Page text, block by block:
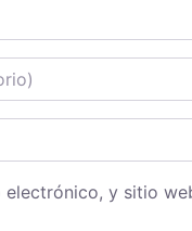
y sitio